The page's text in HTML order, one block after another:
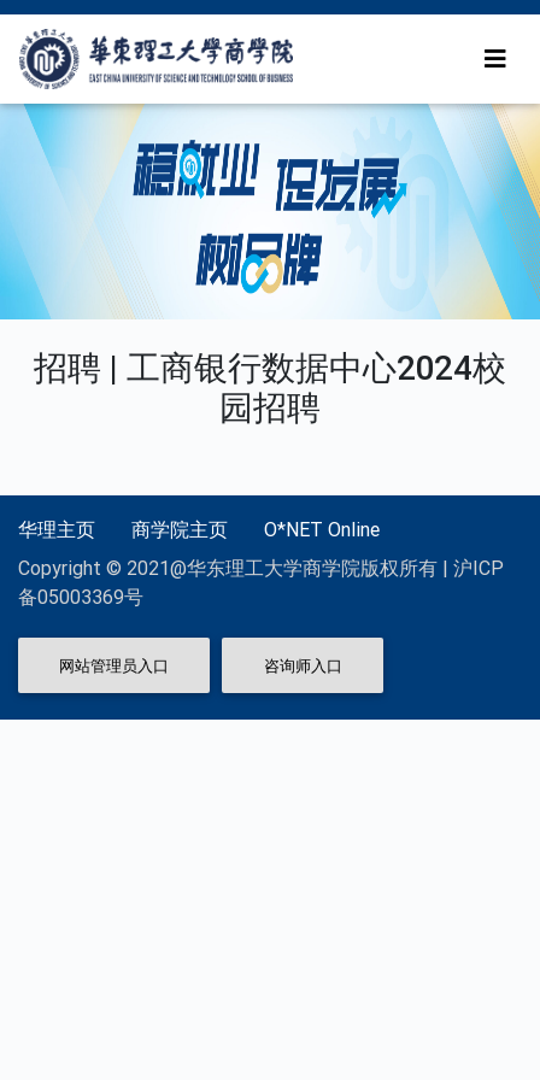
招聘 | 工商银行数据中心2024校
园招聘
华理主页 商学院主页
O*NET Online
Copyright © 2021@华东理工大学商学院版权所有 | 沪ICP
备05003369号
网站管理员入口 咨询师入口